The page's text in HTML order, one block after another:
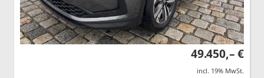
49.450,– €
incl. 19% MwSt.